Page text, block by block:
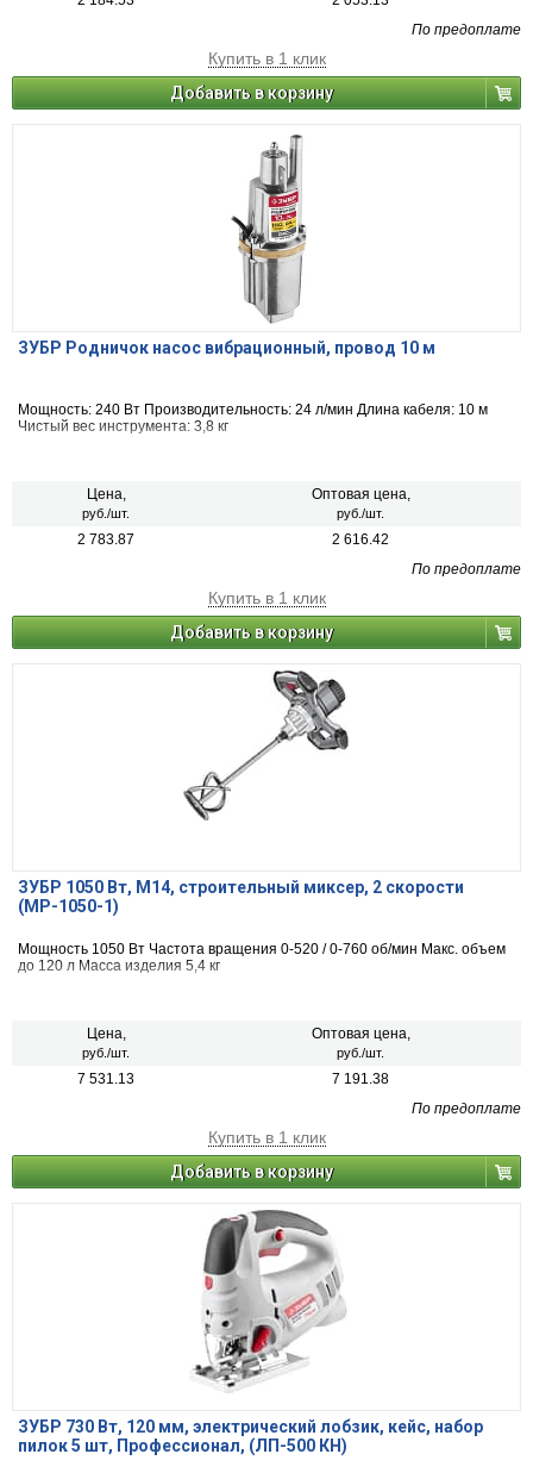
По предоплате
Купить в 1 клик
Добавить в корзину
ЗУБР Родничок насос вибрационный, провод 10 м
Мощность: 240 Вт Производительность: 24 л/мин Длина кабеля: 10 м
Чистый вес инструмента: 3,8 кг
Цена,
руб./шт.
Оптовая цена,
руб./шт.
2 783.87
2 616.42
По предоплате
Купить в 1 клик
Добавить в корзину
ЗУБР 1050 Вт, М14, строительный миксер, 2 скорости
(МР-1050-1)
Мощность 1050 Вт Частота вращения 0-520 / 0-760 об/мин Макс. объем
до 120 л Масса изделия 5,4 кг
Цена,
руб./шт.
Оптовая цена,
руб./шт.
7 531.13
7 191.38
По предоплате
Купить в 1 клик
Добавить в корзину
ЗУБР 730 Вт, 120 мм, электрический лобзик, кейс, набор
пилок 5 шт, Профессионал, (ЛП-500 КН)